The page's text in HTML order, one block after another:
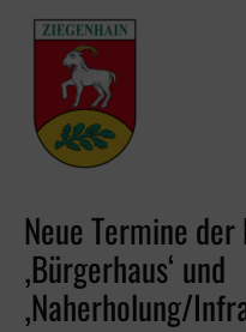
Inhalt
Neue Termine
‚Bürgerhaus‘ und
‚Naherholung/